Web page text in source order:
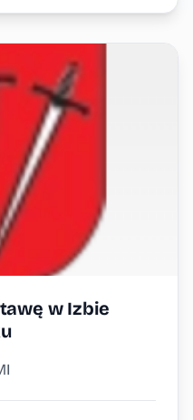
w Izbie